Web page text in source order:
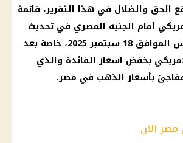
والضلال في هذا التقرير، قائمة
أمام الجنيه المصري في تحديث
صباح اليوم الخميس الموافق 18 سبتمبر 2025، خاصة بعد
بخفض اسعار الفائدة والذي
بأسعار الذهب في مصر.
مصر الان